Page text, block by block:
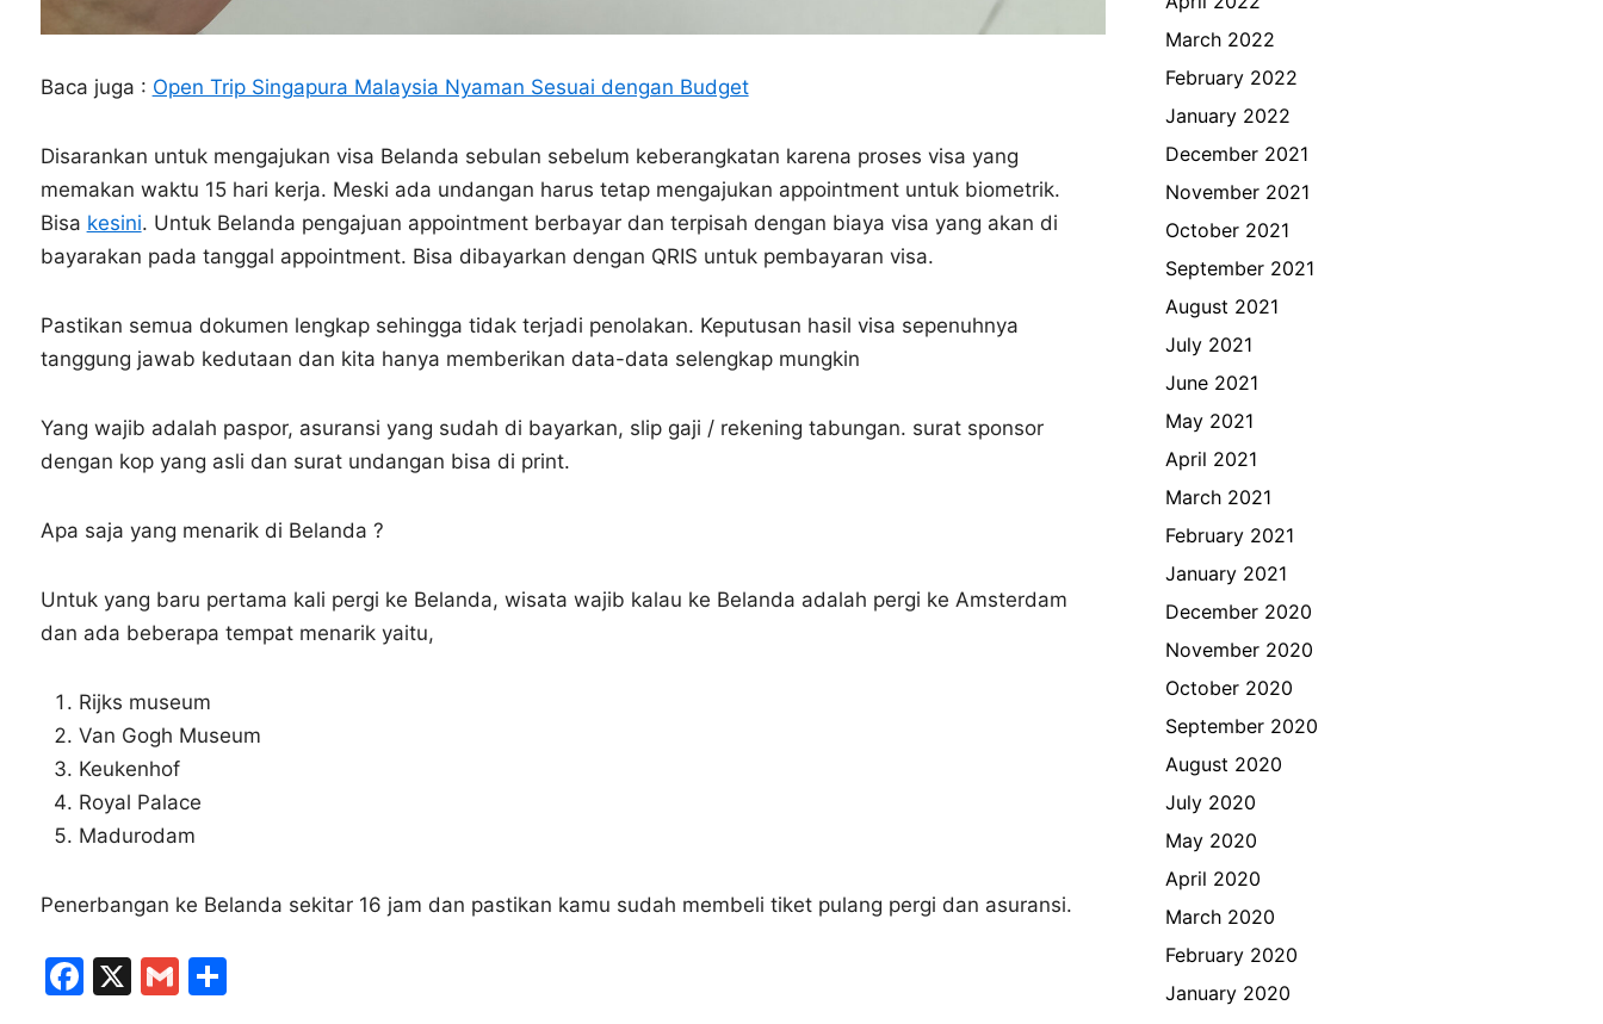
Baca juga : Open Trip Singapura Malaysia Nyaman Sesuai dengan Budget
Disarankan untuk mengajukan visa Belanda sebulan sebelum keberangkatan karena proses visa yang
memakan waktu 15 hari kerja. Meski ada undangan harus tetap mengajukan appointment untuk biometrik.
Bisa kesini. Untuk Belanda pengajuan appointment berbayar dan terpisah dengan biaya visa yang akan di
bayarakan pada tanggal appointment. Bisa dibayarkan dengan QRIS untuk pembayaran visa.
Pastikan semua dokumen lengkap sehingga tidak terjadi penolakan. Keputusan hasil visa sepenuhnya
tanggung jawab kedutaan dan kita hanya memberikan data-data selengkap mungkin
Yang wajib adalah paspor, asuransi yang sudah di bayarkan, slip gaji / rekening tabungan. surat sponsor
dengan kop yang asli dan surat undangan bisa di print.
Apa saja yang menarik di Belanda ?
Untuk yang baru pertama kali pergi ke Belanda, wisata wajib kalau ke Belanda adalah pergi ke Amsterdam
dan ada beberapa tempat menarik yaitu,
Rijks museum
Van Gogh Museum
Keukenhof
Royal Palace
Madurodam
Penerbangan ke Belanda sekitar 16 jam dan pastikan kamu sudah membeli tiket pulang pergi dan asuransi.
F X G S
March 2022
February 2022
January 2022
December 2021
November 2021
October 2021
September 2021
August 2021
July 2021
June 2021
May 2021
April 2021
March 2021
February 2021
January 2021
December 2020
November 2020
October 2020
September 2020
August 2020
July 2020
May 2020
April 2020
March 2020
February 2020
January 2020